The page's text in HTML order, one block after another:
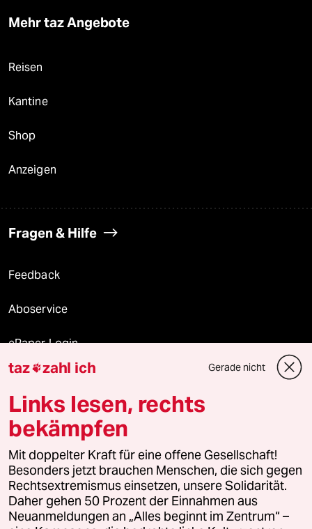
Mehr taz Angebote
Reisen
Kantine
Shop
Anzeigen
Fragen & Hilfe
Feedback
Aboservice
ePaper Login
Downloads für Abonnierende
© 2026 taz Verlags und Vertriebs GmbH
Alle Rechte vorbehalten. Bei rechtlichen Fragen oder für Genehmigungen
wenden Sie sich bitte an
lizenzen@taz.de
Feedback Redaktionsstatut Kommune-Richtlinien
taz zahl ich Gerade nicht
Links lesen, rechts
bekämpfen
Mit doppelter Kraft für eine offene Gesellschaft!
Besonders jetzt brauchen Menschen, die sich gegen
Rechtsextremismus einsetzen, unsere Solidarität.
Daher gehen 50 Prozent der Einnahmen aus
Neuanmeldungen an „Alles beginnt im Zentrum“ –